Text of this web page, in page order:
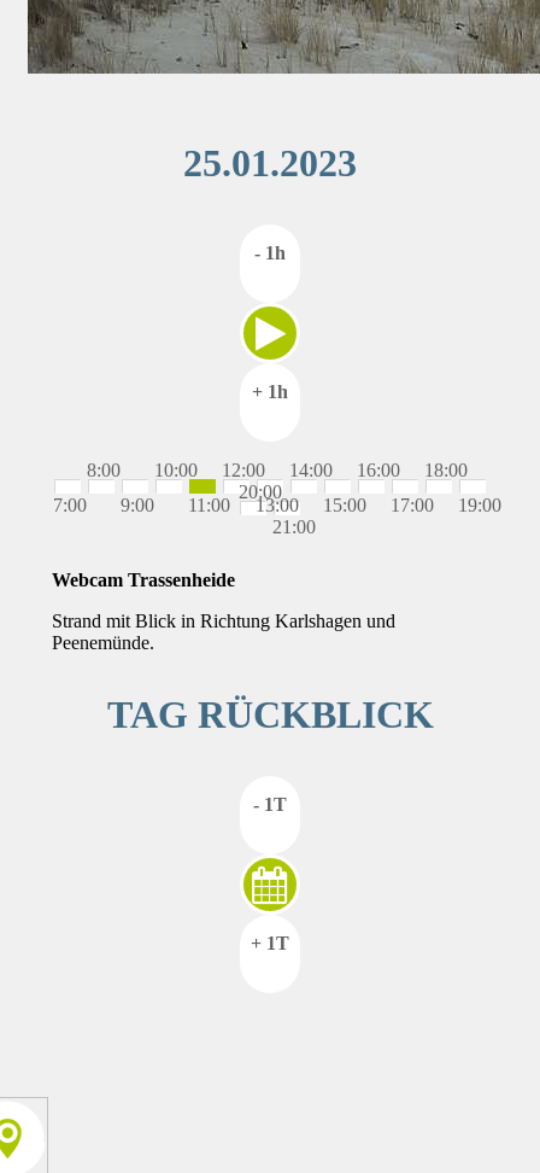
25.01.2023
- 1h
+ 1h
7:00
8:00
9:00
10:00
11:00
12:00
13:00
14:00
15:00
16:00
17:00
18:00
19:00
20:00
21:00
Webcam Trassenheide
Strand mit Blick in Richtung Karlshagen und
Peenemünde.
TAG RÜCKBLICK
- 1T
+ 1T